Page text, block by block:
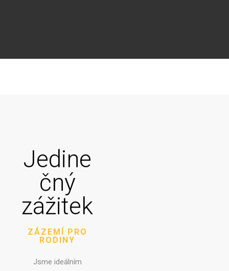
Jedine
čný
zážitek
ZÁZEMÍ PRO
RODINY
Jsme ideálním